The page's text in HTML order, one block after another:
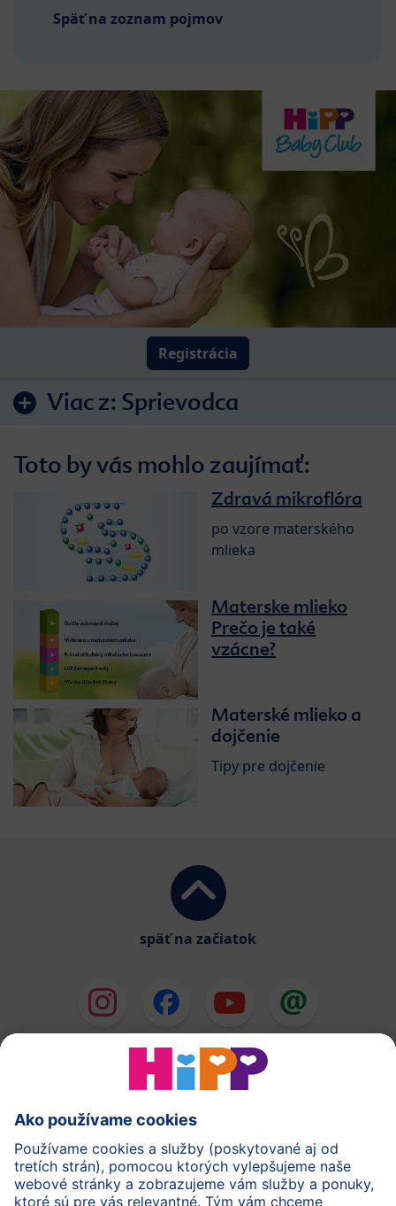
Späť na zoznam pojmov
Registrácia
Viac z: Sprievodca
Toto by vás mohlo zaujímať:
Zdravá mikroflóra
po vzore materského
mlieka
Materske mlieko
Prečo je také
vzácne?
Materské mlieko a
dojčenie
Tipy pre dojčenie
späť na začiatok
HiPP Mlieka
HiPP Príkrmy
HiPP Tehotenstvo
Ochrana osobných údajov